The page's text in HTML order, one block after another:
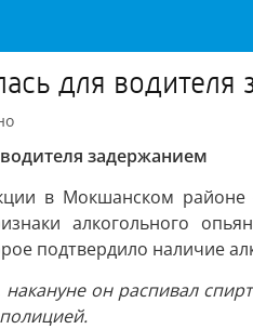
для водителя
задержанием
в Мокшанском
алкогольного
подтвердило наличие
он распивал